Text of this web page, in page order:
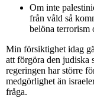
Om inte
från våld så
belöna terrorism
Min försiktighet idag
att förgöra den judiska
regeringen har större
medgörlighet än
fråga.